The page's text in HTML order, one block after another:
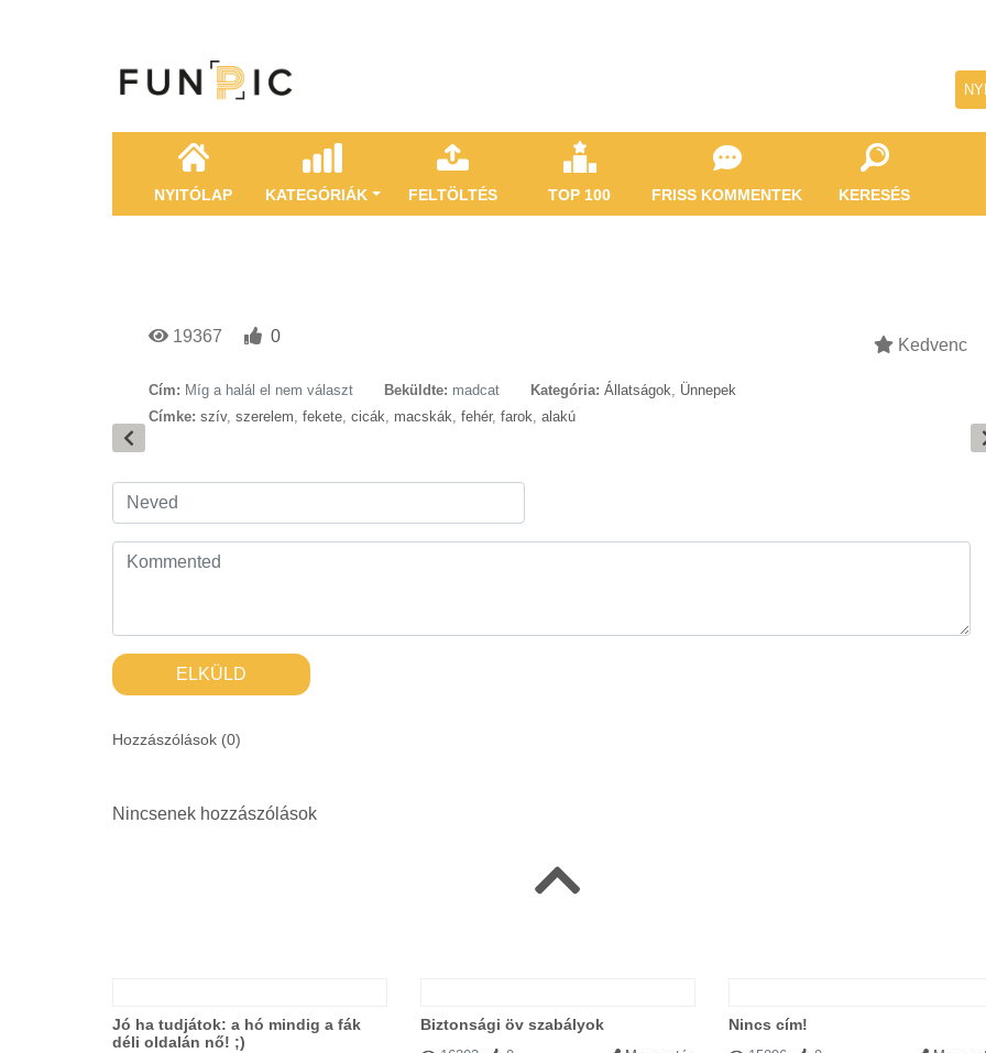
NYITÓLAP KATEGÓRIÁK FELTÖLTÉS TOP 100 FRISS KOMMENTEK KERESÉS
19367 0 Kedvenc
Cím: Míg a halál el nem választ Beküldte: madcat Kategória: Állatságok, Ünnepek
Címke: szív, szerelem, fekete, cicák, macskák, fehér, farok, alakú
ELKÜLD
Hozzászólások (0)
Nincsenek hozzászólások
Jó ha tudjátok: a hó mindig a fák
déli oldalán nő! ;)
Biztonsági öv szabályok Nincs cím!